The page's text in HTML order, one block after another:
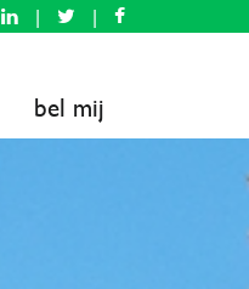
| |
bel mij